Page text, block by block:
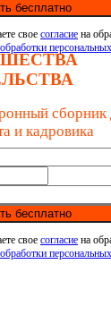
бесплатно
свое согласие на
и кадровика
бесплатно
свое согласие на